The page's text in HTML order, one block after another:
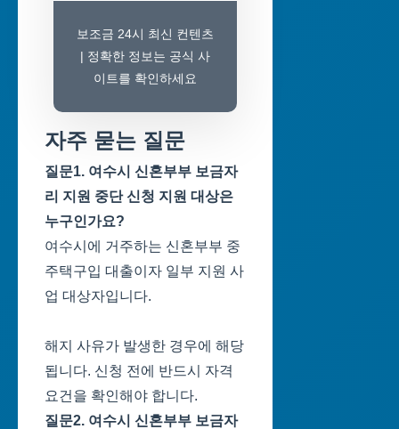
보조금 24시 최신 컨텐츠
| 정확한 정보는 공식 사
이트를 확인하세요
자주 묻는 질문
질문1. 여수시 신혼부부 보금자
리 지원 중단 신청 지원 대상은
누구인가요?
여수시에 거주하는 신혼부부 중
주택구입 대출이자 일부 지원 사
업 대상자입니다.
해지 사유가 발생한 경우에 해당
됩니다. 신청 전에 반드시 자격
요건을 확인해야 합니다.
질문2. 여수시 신혼부부 보금자